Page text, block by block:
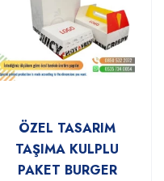
ÖZEL TASARIM
TAŞIMA KULPLU
PAKET BURGER